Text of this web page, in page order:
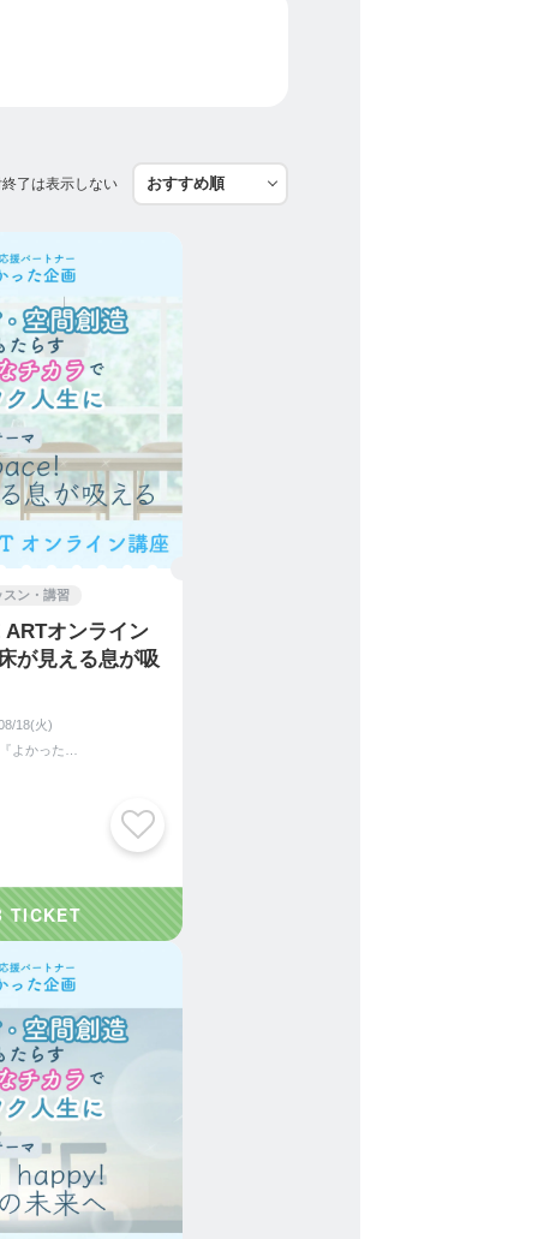
了は表示しない
スン・講習
ARTオンライン
が見える息が吸
18(火)
生活応援パートナー『よかった企画』